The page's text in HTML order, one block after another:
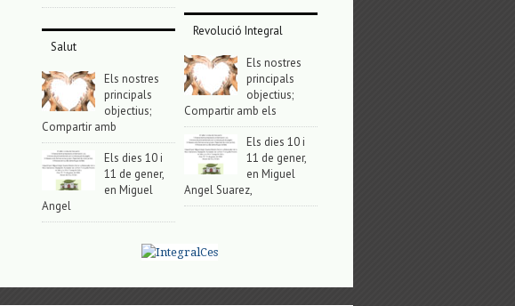
Salut
Els nostres
principals
objectius;
Compartir amb
Els dies 10 i
11 de gener,
en Miguel
Angel
Revolució Integral
Els nostres
principals
objectius;
Compartir amb els
Els dies 10 i
11 de gener,
en Miguel
Angel Suarez,